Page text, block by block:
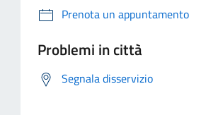
Prenota un appuntamento
Problemi in città
Segnala disservizio